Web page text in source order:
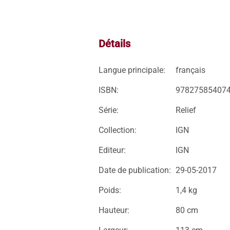
Détails
Langue principale: français
ISBN:
Série: Relief
Collection: IGN
Editeur: IGN
Date de publication: 29-05-2017
Poids: 1,4 kg
Hauteur: 80 cm